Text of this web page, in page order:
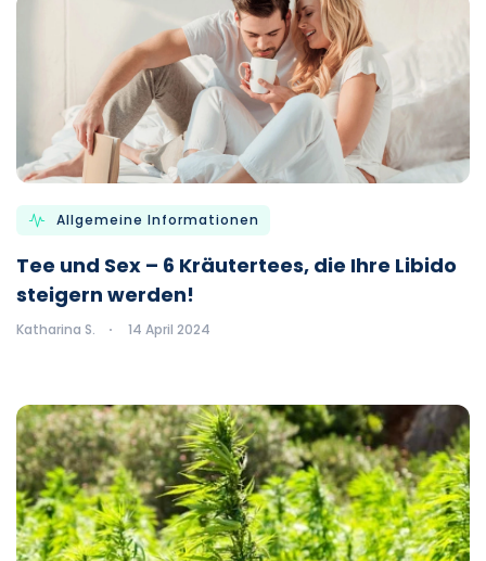
Allgemeine Informationen
Tee und Sex – 6 Kräutertees, die Ihre Libido
steigern werden!
Katharina S. 14 April 2024